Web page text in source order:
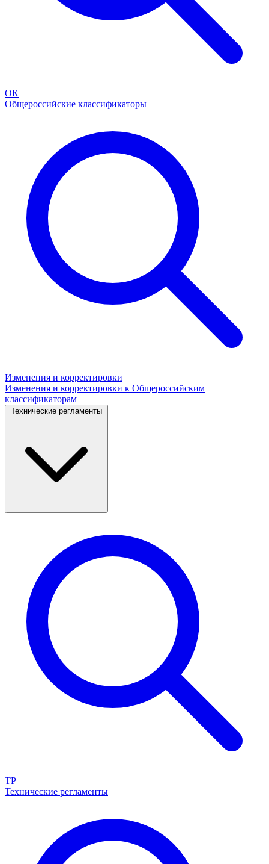
ОК
Общероссийские классификаторы
Изменения и корректировки
Изменения и корректировки к Общероссийским
классификаторам
Технические регламенты
ТР
Технические регламенты